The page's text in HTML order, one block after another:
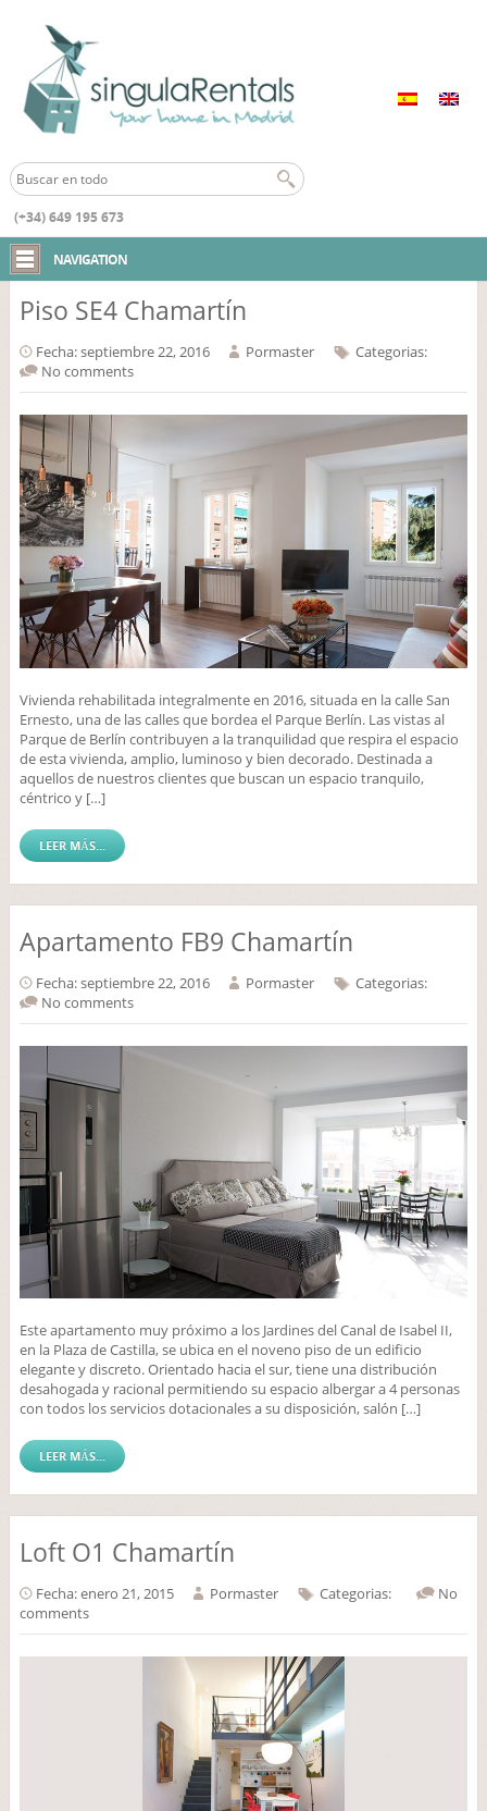
(+34) 649 195 673
NAVIGATION
Piso SE4 Chamartín
Fecha: septiembre 22, 2016 Pormaster
Categorias:
No comments
Vivienda rehabilitada integralmente en 2016, situada en la calle San
Ernesto, una de las calles que bordea el Parque Berlín. Las vistas al
Parque de Berlín contribuyen a la tranquilidad que respira el espacio
de esta vivienda, amplio, luminoso y bien decorado. Destinada a
aquellos de nuestros clientes que buscan un espacio tranquilo,
céntrico y […]
LEER MÁS...
Apartamento FB9 Chamartín
Fecha: septiembre 22, 2016 Pormaster
Categorias:
No comments
Este apartamento muy próximo a los Jardines del Canal de Isabel II,
en la Plaza de Castilla, se ubica en el noveno piso de un edificio
elegante y discreto. Orientado hacia el sur, tiene una distribución
desahogada y racional permitiendo su espacio albergar a 4 personas
con todos los servicios dotacionales a su disposición, salón […]
LEER MÁS...
Loft O1 Chamartín
Fecha: enero 21, 2015 Pormaster Categorias:
No
comments